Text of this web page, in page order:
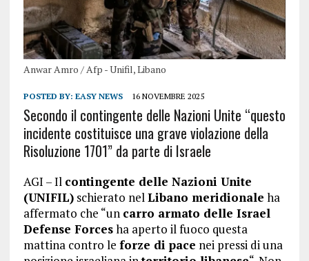
Anwar Amro / Afp - Unifil, Libano
POSTED BY: EASY NEWS 16 NOVEMBRE 2025
Secondo il contingente delle Nazioni Unite “questo
incidente costituisce una grave violazione della
Risoluzione 1701” da parte di Israele
AGI – Il contingente delle Nazioni Unite
(UNIFIL)schierato nelLibano meridionale ha
affermato che “un carro armato delle Israel
Defense Forcesha aperto il fuoco questa
mattina contro le forze di pace nei pressi di una